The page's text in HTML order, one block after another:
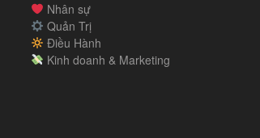
Nhân sự
Quản Trị
Điều Hành
Kinh doanh & Marketing